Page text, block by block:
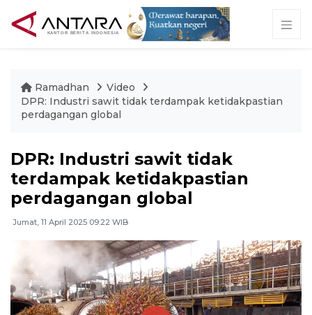
Ramadhan
Video
DPR: Industri sawit tidak terdampak ketidakpastian
perdagangan global
DPR: Industri sawit tidak
terdampak ketidakpastian
perdagangan global
Jumat, 11 April 2025 09:22 WIB